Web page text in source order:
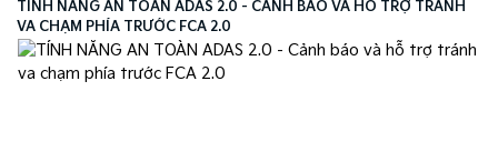
TÍNH NĂNG AN TOÀN ADAS 2.0​ - CẢNH BÁO VÀ HỖ TRỢ TRÁNH
VA CHẠM PHÍA TRƯỚC FCA 2.0​